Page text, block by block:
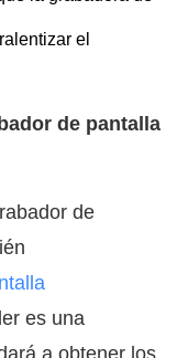
el
de pantalla
de
es una